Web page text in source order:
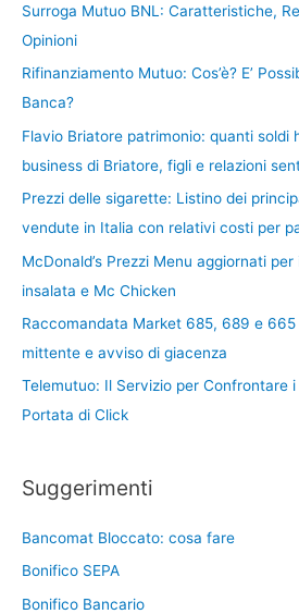
Surroga Mutuo BNL: Caratteristiche,
Opinioni
Rifinanziamento Mutuo: Cos’è? E’
Banca?
Flavio Briatore patrimonio: quanti soldi
business di Briatore, figli e relazioni
Prezzi delle sigarette: Listino dei
vendute in Italia con relativi costi per
McDonald’s Prezzi Menu aggiornati
insalata e Mc Chicken
Raccomandata Market 685, 689 e 665
mittente e avviso di giacenza
Telemutuo: Il Servizio per Confrontare
Portata di Click
Suggerimenti
Bancomat Bloccato: cosa fare
Bonifico SEPA
Bonifico Bancario